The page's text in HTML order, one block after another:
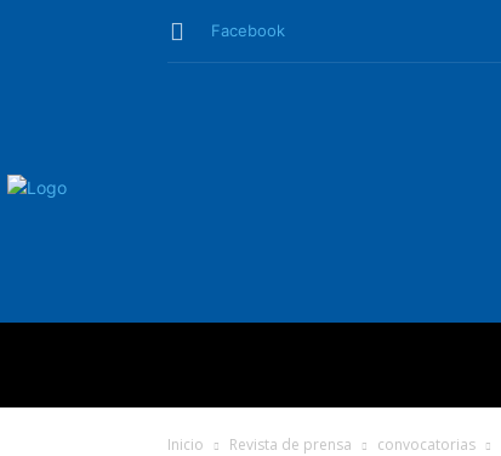
Facebook
Inicio Revista de prensa convocatorias